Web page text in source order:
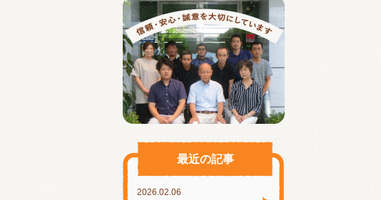
最近の記事
2026.02.06